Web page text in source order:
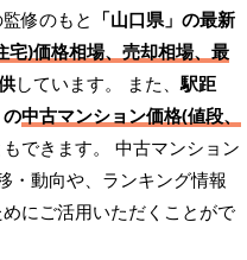
修のもと 「山口県」の最新
宅)価格相場、売却相場、最
しています。 また、駅距
中古マンション価格(値段、
できます。 中古マンション
・動向や、ランキング情報
にご活用いただくことがで